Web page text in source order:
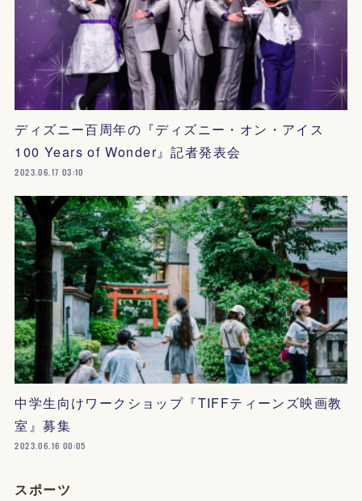
ディズニー百周年の『ディズニー・オン・アイス
100 Years of Wonder』記者発表会
2023.06.17 03:10
中学生向けワークショップ『TIFFティーンズ映画教
室』募集
2023.06.16 00:05
スポーツ